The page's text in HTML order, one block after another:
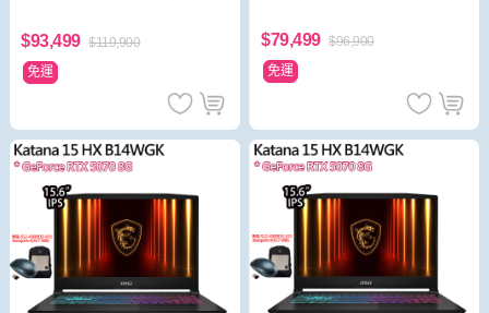
1T/RTX5060)
$93,499 $119,900
免運
+2T/RTX5060)
$79,499 $96,900
免運